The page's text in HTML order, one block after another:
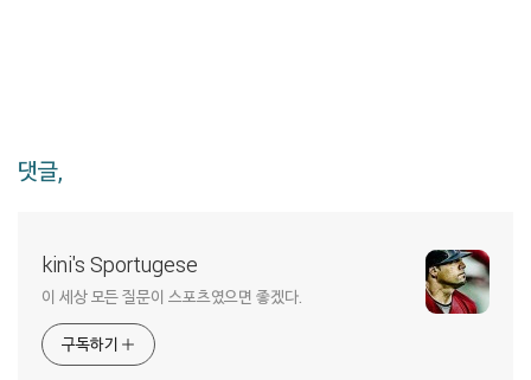
댓글,
kini's Sportugese
이 세상 모든 질문이 스포츠였으면 좋겠다.
구독하기